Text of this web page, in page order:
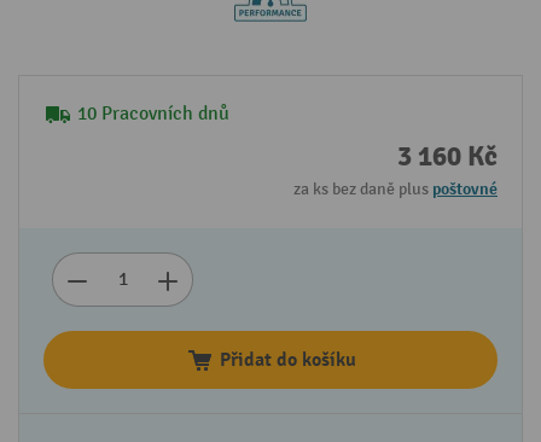
10 Pracovních dnů
3 160 Kč
za ks bez daně plus poštovné
Přidat do košíku